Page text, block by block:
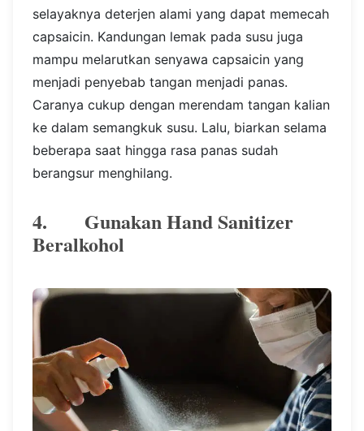
selayaknya deterjen alami yang dapat memecah
capsaicin. Kandungan lemak pada susu juga
mampu melarutkan senyawa capsaicin yang
menjadi penyebab tangan menjadi panas.
Caranya cukup dengan merendam tangan kalian
ke dalam semangkuk susu. Lalu, biarkan selama
beberapa saat hingga rasa panas sudah
berangsur menghilang.
4. Gunakan Hand Sanitizer
Beralkohol